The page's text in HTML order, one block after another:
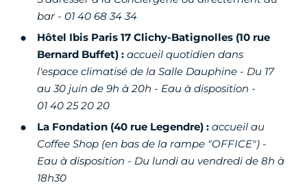
bar - 01 40 68 34 34
Hôtel Ibis Paris 17 Clichy-Batignolles (10 rue
Bernard Buffet) : accueil quotidien dans
l'espace climatisé de la Salle Dauphine - Du 17
au 30 juin de 9h à 20h - Eau à disposition -
01 40 25 20 20
La Fondation (40 rue Legendre) : accueil au
Coffee Shop (en bas de la rampe "OFFICE") -
Eau à disposition - Du lundi au vendredi de 8h à
18h30